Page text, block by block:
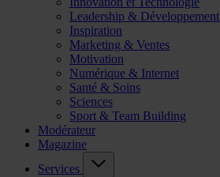
Leadership & Développement
Inspiration
Marketing & Ventes
Motivation
Numérique & Internet
Santé & Soins
Sciences
Sport & Team Building
Modérateur
Magazine
Services